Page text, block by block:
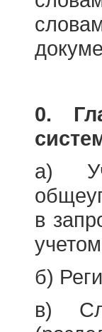
0.
а)
в
б)
в)